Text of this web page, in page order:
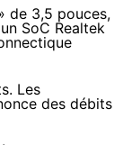
de 3,5 pouces,
SoC Realtek
Les
des débits